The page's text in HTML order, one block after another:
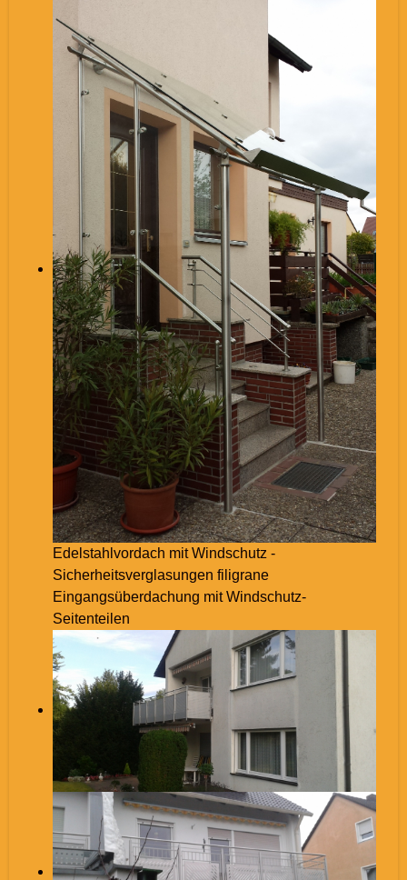
Edelstahlvordach mit Windschutz -
Sicherheitsverglasungen filigrane
Eingangsüberdachung mit Windschutz-
Seitenteilen